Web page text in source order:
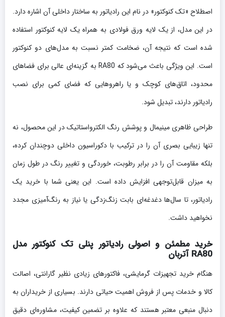
اصطلاح «تک کنوکتور» در نام این رادیاتور به ساختار داخلی آن اشاره دارد.
در این مدل، از یک لایه ورق فولادی به همراه یک لایه کنوکتور استفاده
شده است که نتیجه آن، ضخامت کمتر نسبت به مدل‌های دو کنوکتور
است. این ویژگی باعث می‌شود که RA80 به گزینه‌ای عالی برای فضاهای
محدود، اتاق‌های کوچک و یا راهروهایی که فضای کمی برای نصب
رادیاتور دارند، تبدیل شود.
طراحی ظاهری مینیمال و پوشش رنگ الکترواستاتیک در این محصول، نه
تنها زیبایی بصری آن را در ترکیب با دکوراسیون داخلی دوچندان کرده،
بلکه مقاومت آن را در برابر رطوبت، خوردگی و تغییر رنگ در طول زمان
به میزان قابل‌توجهی افزایش داده است. این یعنی شما با خرید یک
رادیاتور، تا سال‌ها دغدغه‌ای بابت زنگ‌زدگی یا نیاز به رنگ‌آمیزی مجدد
نخواهید داشت.
خرید مطمئن و اصولی رادیاتور پنلی تک کنوکتور مدل
RA80 آتربان
هنگام خرید تجهیزات گرمایشی، فاکتورهای زیادی نظیر گارانتی، اصالت
کالا و خدمات پس از فروش اهمیت حیاتی دارند. بسیاری از خریداران به
دنبال منبعی معتبر هستند که علاوه بر تضمین کیفیت، مشاوره‌ای دقیق